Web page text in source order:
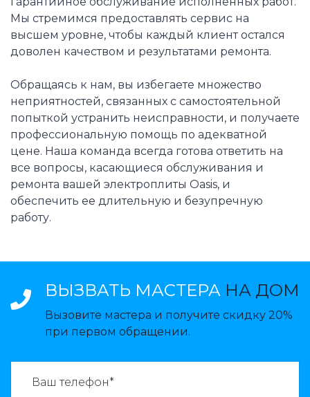
Мы стремимся предоставлять сервис на
высшем уровне, чтобы каждый клиент остался
доволен качеством и результатами ремонта.
Обращаясь к нам, вы избегаете множество
неприятностей, связанных с самостоятельной
попыткой устранить неисправности, и получаете
профессиональную помощь по адекватной
цене. Наша команда всегда готова ответить на
все вопросы, касающиеся обслуживания и
ремонта вашей электроплиты Oasis, и
обеспечить ее длительную и безупречную
работу.
ВЫЗВАТЬ МАСТЕРА НА ДОМ
Вызовите мастера и получите скидку 20%
при первом обращении.